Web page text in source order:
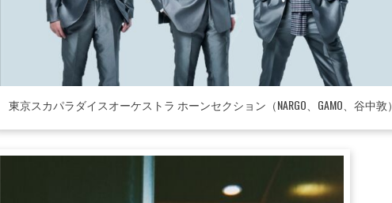
東京スカパラダイスオーケストラ ホーンセクション（NARGO、GAMO、谷中敦）